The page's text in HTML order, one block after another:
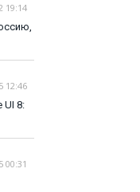
19:14
12:46
UI 8:
00:31